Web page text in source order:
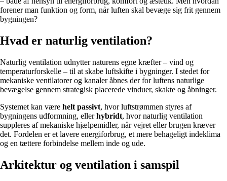
forener man funktion og form, når luften skal bevæge sig frit gennem
bygningen?
Hvad er naturlig ventilation?
Naturlig ventilation udnytter naturens egne kræfter – vind og
temperaturforskelle – til at skabe luftskifte i bygninger. I stedet for
mekaniske ventilatorer og kanaler åbnes der for luftens naturlige
bevægelse gennem strategisk placerede vinduer, skakte og åbninger.
Systemet kan være helt passivt, hvor luftstrømmen styres af
bygningens udformning, ellerhybridt, hvor naturlig ventilation
suppleres af mekaniske hjælpemidler, når vejret eller brugen kræver
det. Fordelen er et lavere energiforbrug, et mere behageligt indeklima
og en tættere forbindelse mellem inde og ude.
Arkitektur og ventilation i samspil